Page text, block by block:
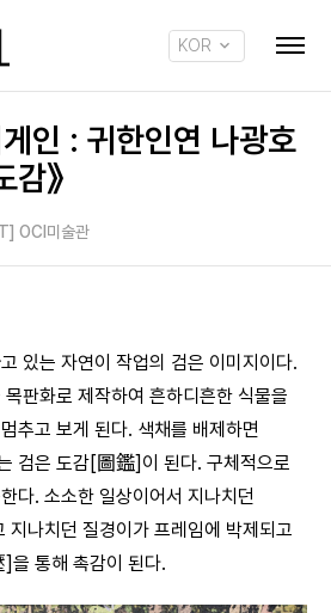
KOR
인 : 귀한인연 나광호
감》
OCI미술관
있는 자연이 작업의 검은 이미지이다.
판화로 제작하여 흔하디흔한 식물을
추고 보게 된다. 색채를 배제하면
검은 도감[圖鑑]이 된다. 구체적으로
다. 소소한 일상이어서 지나치던
지나치던 질경이가 프레임에 박제되고
을 통해 촉감이 된다.